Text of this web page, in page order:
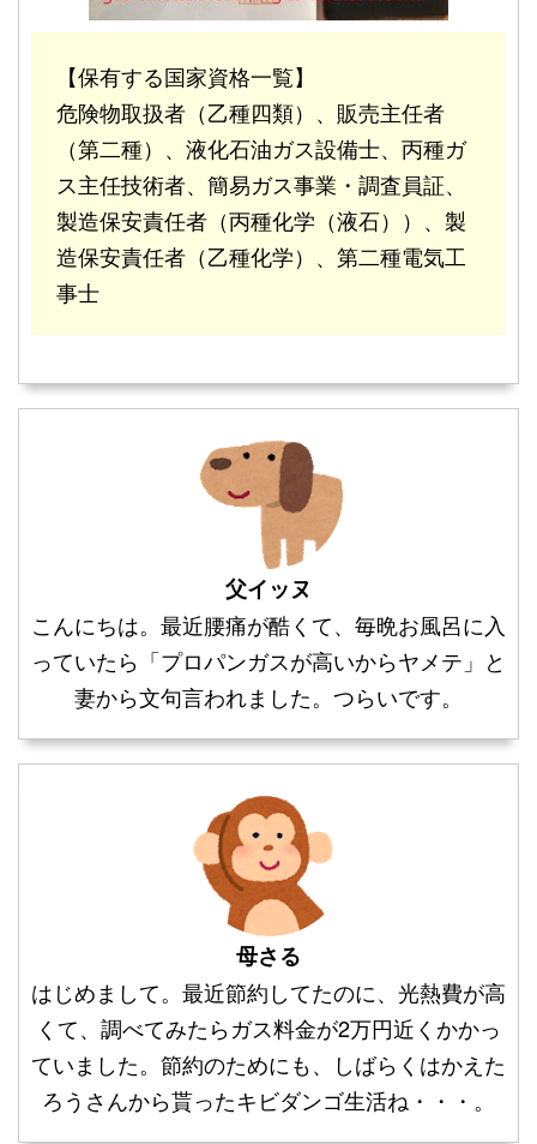
【保有する国家資格一覧】
危険物取扱者（乙種四類）、販売主任者
（第二種）、液化石油ガス設備士、丙種ガ
ス主任技術者、簡易ガス事業・調査員証、
製造保安責任者（丙種化学（液石））、製
造保安責任者（乙種化学）、第二種電気工
事士
父イッヌ
こんにちは。最近腰痛が酷くて、毎晩お風呂に入
っていたら「プロパンガスが高いからヤメテ」と
妻から文句言われました。つらいです。
母さる
はじめまして。最近節約してたのに、光熱費が高
くて、調べてみたらガス料金が2万円近くかかっ
ていました。節約のためにも、しばらくはかえた
ろうさんから貰ったキビダンゴ生活ね・・・。